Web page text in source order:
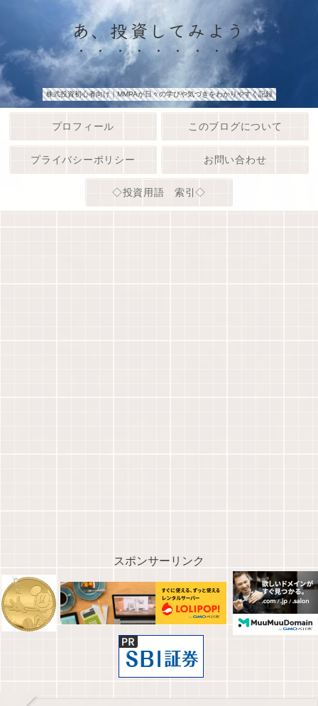
あ、投資してみよう
株式投資初心者向け｜MMPAが日々の学びや気づきをわかりやすく記録
プロフィール このブログについて
プライバシーポリシー お問い合わせ
◇投資用語 索引◇
スポンサーリンク